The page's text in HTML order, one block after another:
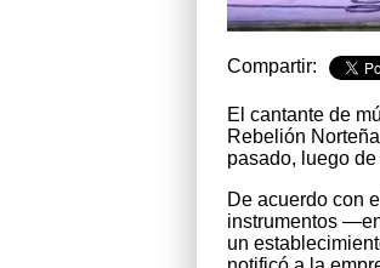
Compartir:
El cantante de
Rebelión
pasado, luego
De acuerdo con
instrumentos
un